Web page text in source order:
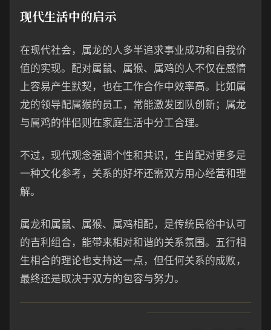
现代生活中的启示
在现代社会，属龙的人多半追求事业成功和自我价
值的实现。配对属鼠、属猴、属鸡的人不仅在感情
上容易产生默契，也在工作合作中效率高。比如属
龙的领导配属猴的员工，常能激发团队创新；属龙
与属鸡的伴侣则在家庭生活中分工合理。
不过，现代观念强调个性和共识，生肖配对更多是
一种文化参考，关系的好坏还需双方用心经营和理
解。
属龙和属鼠、属猴、属鸡相配，是传统民俗中认可
的吉利组合，能带来相对和谐的关系氛围。五行相
生相合的理论也支持这一点，但任何关系的成败，
最终还是取决于双方的包容与努力。